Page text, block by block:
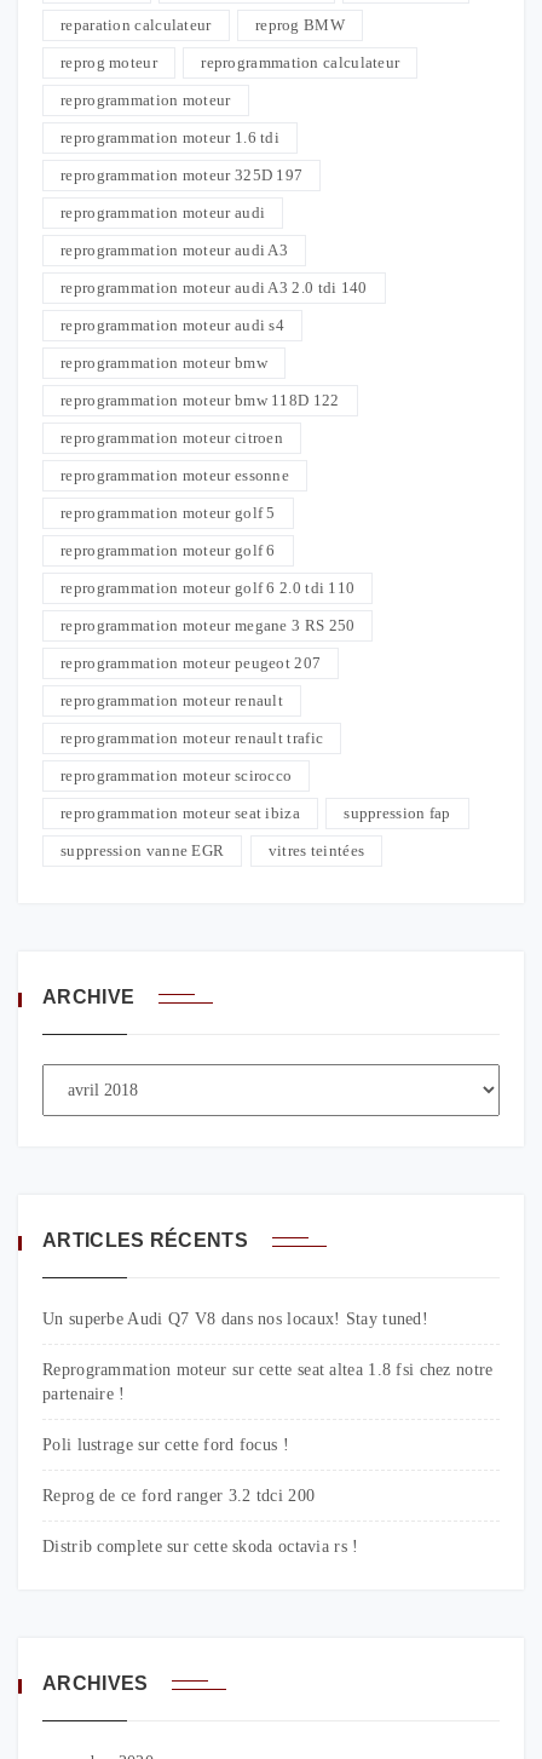
reparation calculateur reprog BMW
reprog moteur reprogrammation calculateur
reprogrammation moteur
reprogrammation moteur 1.6 tdi
reprogrammation moteur 325D 197
reprogrammation moteur audi
reprogrammation moteur audi A3
reprogrammation moteur audi A3 2.0 tdi 140
reprogrammation moteur audi s4
reprogrammation moteur bmw
reprogrammation moteur bmw 118D 122
reprogrammation moteur citroen
reprogrammation moteur essonne
reprogrammation moteur golf 5
reprogrammation moteur golf 6
reprogrammation moteur golf 6 2.0 tdi 110
reprogrammation moteur megane 3 RS 250
reprogrammation moteur peugeot 207
reprogrammation moteur renault
reprogrammation moteur renault trafic
reprogrammation moteur scirocco
reprogrammation moteur seat ibiza suppression fap
suppression vanne EGR vitres teintées
ARCHIVE
ARTICLES RÉCENTS
Un superbe Audi Q7 V8 dans nos locaux! Stay tuned!
Reprogrammation moteur sur cette seat altea 1.8 fsi chez notre
partenaire !
Poli lustrage sur cette ford focus !
Reprog de ce ford ranger 3.2 tdci 200
Distrib complete sur cette skoda octavia rs !
ARCHIVES